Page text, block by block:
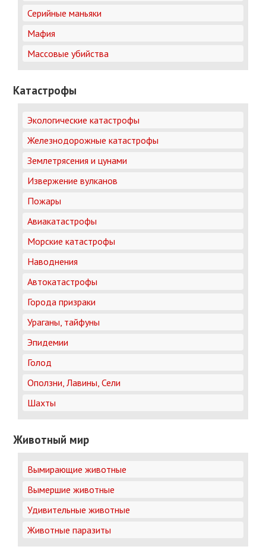
Серийные маньяки
Мафия
Массовые убийства
Катастрофы
Экологические катастрофы
Железнодорожные катастрофы
Землетрясения и цунами
Извержение вулканов
Пожары
Авиакатастрофы
Морские катастрофы
Наводнения
Автокатастрофы
Города призраки
Ураганы, тайфуны
Эпидемии
Голод
Оползни, Лавины, Сели
Шахты
Животный мир
Вымирающие животные
Вымершие животные
Удивительные животные
Животные паразиты